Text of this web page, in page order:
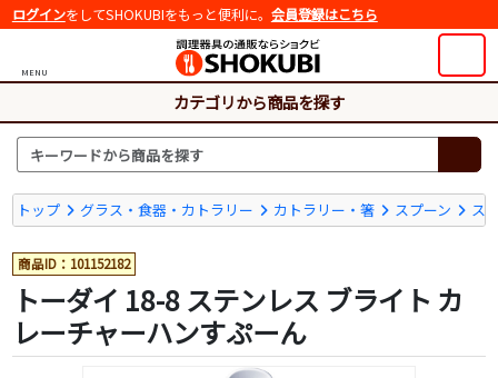
ログインをしてSHOKUBIをもっと便利に。 会員登録はこちら
MENU
カテゴリから商品を探す
トップ グラス・食器・カトラリー カトラリー・箸 スプーン ス
商品ID：101152182
トーダイ 18-8 ステンレス ブライト カ
レーチャーハンすぷーん